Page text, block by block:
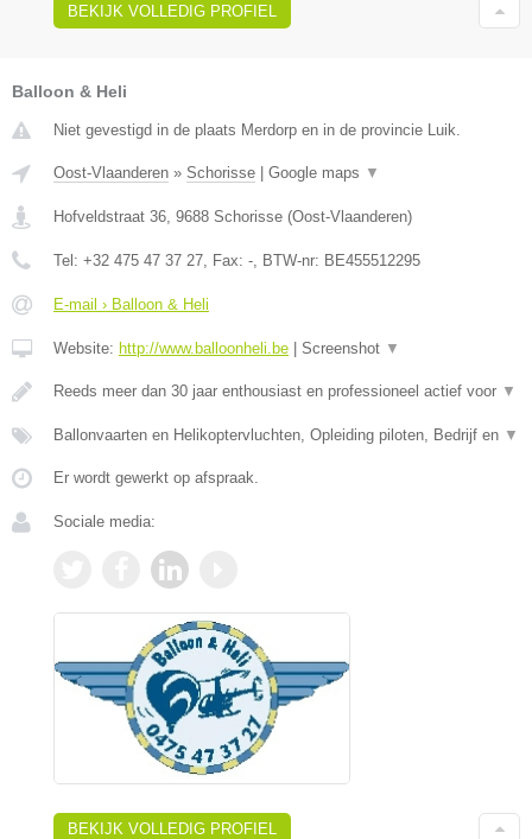
BEKIJK VOLLEDIG PROFIEL
Balloon & Heli
Niet gevestigd in de plaats Merdorp en in de provincie Luik.
Oost-Vlaanderen » Schorisse Google maps ▼
Hofveldstraat 36 9688 Schorisse (Oost-Vlaanderen)
Tel: +32 475 47 37 27 , Fax: - , BTW-nr: BE455512295
E-mail › Balloon & Heli
Website: http://www.balloonheli.be Screenshot ▼
Reeds meer dan 30 jaar enthousiast en professioneel actief voor ▼
Ballonvaarten en Helikoptervluchten, Opleiding piloten, Bedrijf en ▼
Er wordt gewerkt op afspraak.
Sociale media:
BEKIJK VOLLEDIG PROFIEL